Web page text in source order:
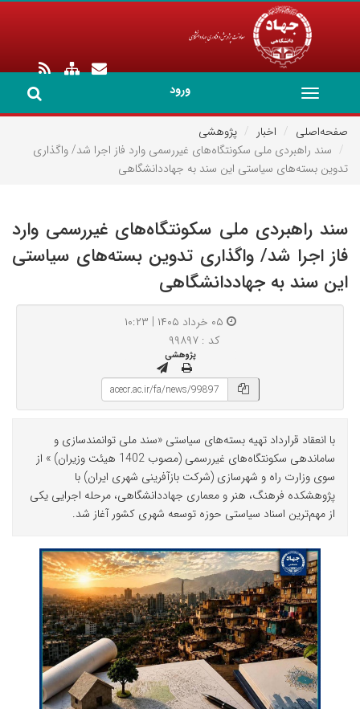
ورود
Toggle
navigation
صفحه‌اصلی
اخبار
پژوهشی
سند راهبردی ملی سکونتگاه‌های غیررسمی وارد فاز اجرا شد/ واگذاری
تدوین بسته‌های سیاستی این سند به جهاددانشگاهی
سند راهبردی ملی سکونتگاه‌های غیررسمی وارد
فاز اجرا شد/ واگذاری تدوین بسته‌های سیاستی
این سند به جهاددانشگاهی
کد : ۹۹۸۹۷
پژوهشی
با انعقاد قرارداد تهیه بسته‌های سیاستی «سند ملی توانمندسازی و
ساماندهی سکونتگاه‌های غیررسمی (مصوب 1402 هیئت وزیران) » از
سوی وزارت راه و شهرسازی (شرکت بازآفرینی شهری ایران) با
پژوهشکده فرهنگ، هنر و معماری جهاددانشگاهی، مرحله اجرایی یکی
از مهم‌ترین اسناد سیاستی حوزه توسعه شهری کشور آغاز شد.